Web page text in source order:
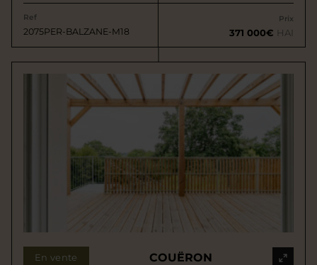
Ref
2075PER-BALZANE-M18
Prix
371 000€ HAI
En vente COUËRON